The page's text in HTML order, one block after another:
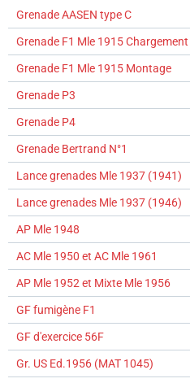
Grenade AASEN type C
Grenade F1 Mle 1915 Chargement
Grenade F1 Mle 1915 Montage
Grenade P3
Grenade P4
Grenade Bertrand N°1
Lance grenades Mle 1937 (1941)
Lance grenades Mle 1937 (1946)
AP Mle 1948
AC Mle 1950 et AC Mle 1961
AP Mle 1952 et Mixte Mle 1956
GF fumigène F1
GF d'exercice 56F
Gr. US Ed.1956 (MAT 1045)